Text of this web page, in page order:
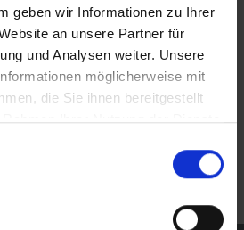
geben wir Informationen zu Ihrer
an unsere Partner für
und Analysen weiter. Unsere
möglicherweise mit
die Sie ihnen bereitgestellt
Ihrer Nutzung der Dienste
(MDStV): Albabau
sorgfältiger inhaltlicher
wir keine Haftung für die Inhalte
Seiten sind ausschließlich
© 2021 Albabau